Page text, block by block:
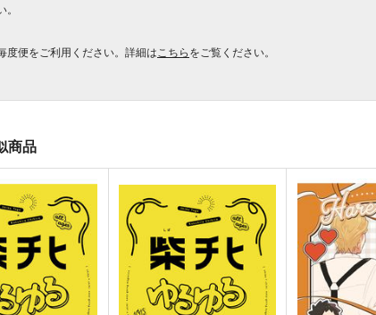
度便をご利用ください。詳細は こちらをご覧ください。
商品